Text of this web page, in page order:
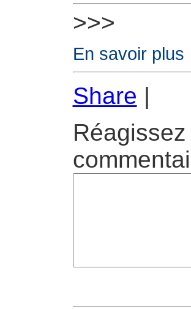
>>>
En savoir plus
Share |